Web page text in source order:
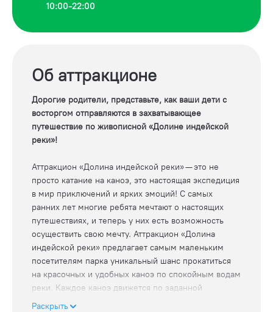
10:00-22:00
Об аттракционе
Дорогие родители, представьте, как ваши дети с
восторгом отправляются в захватывающее
путешествие по живописной «Долине индейской
реки»!
Аттракцион «Долина индейской реки» — это не
просто катание на каноэ, это настоящая экспедиция
в мир приключений и ярких эмоций! С самых
ранних лет многие ребята мечтают о настоящих
путешествиях, и теперь у них есть возможность
осуществить свою мечту. Аттракцион «Долина
индейской реки» предлагает самым маленьким
посетителям парка уникальный шанс прокатиться
на красочных и удобных каноэ по спокойным водам
реки. Каждое каноэ движется по заданной
траектории, что гарантирует абсолютную
Раскрыть